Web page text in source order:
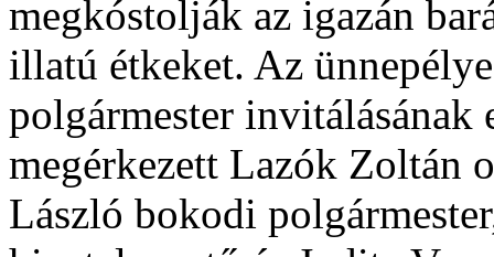
megkóstolják az igazán
illatú étkeket. Az
polgármester invitálásának
megérkezett Lazók Zoltán
László bokodi